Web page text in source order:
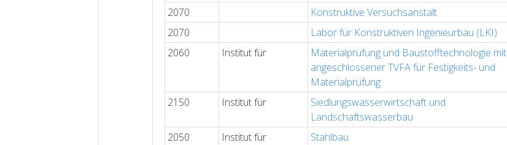
2070
Konstruktive Versuchsanstalt
2070
Labor für Konstruktiven Ingenieurbau (LKI)
2060
Institut für
Materialprüfung und Baustofftechnologie mit
angeschlossener TVFA für Festigkeits- und
Materialprüfung
2150 Institut für
Siedlungswasserwirtschaft und
Landschaftswasserbau
2050 Institut für Stahlbau